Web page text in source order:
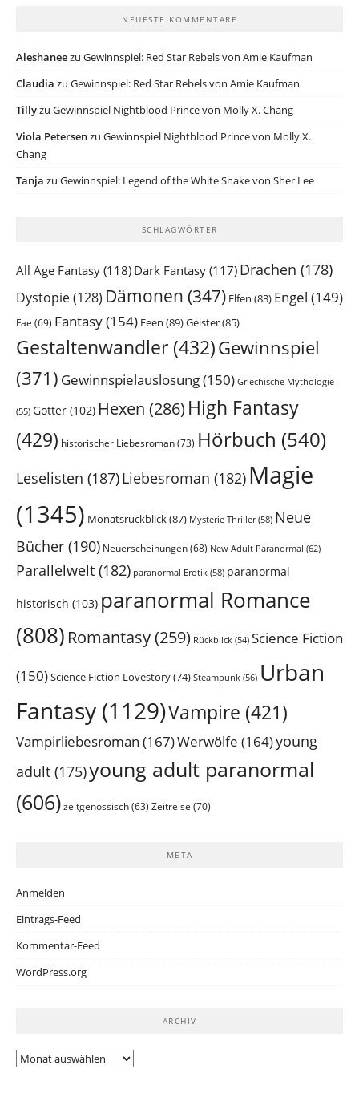
NEUESTE KOMMENTARE
Aleshaneezu Gewinnspiel: Red Star Rebels von Amie Kaufman
Claudia zu Gewinnspiel: Red Star Rebels von Amie Kaufman
Tillyzu Gewinnspiel Nightblood Prince von Molly X. Chang
Viola Petersenzu Gewinnspiel Nightblood Prince von Molly X.
Chang
Tanja zu Gewinnspiel: Legend of the White Snake von Sher Lee
SCHLAGWÖRTER
All Age Fantasy (118) Dark Fantasy (117) Drachen (178)
Dystopie(128) Dämonen (347) Elfen (83) Engel (149)
Fae (69) Fantasy(154) Feen (89)Geister(85)
Gestaltenwandler (432)Gewinnspiel
(371) Gewinnspielauslosung(150) Griechische Mythologie
(55) Götter (102) Hexen (286) High Fantasy
(429) historischer Liebesroman(73) Hörbuch (540)
Leselisten (187)Liebesroman (182) Magie
(1345) Monatsrückblick(87) Mysterie Thriller(58) Neue
Bücher (190) Neuerscheinungen(68) New Adult Paranormal (62)
Parallelwelt (182) paranormal Erotik (58) paranormal
historisch (103) paranormal Romance
(808) Romantasy(259) Rückblick (54) Science Fiction
(150)Science Fiction Lovestory(74) Steampunk (56) Urban
Fantasy (1129)Vampire (421)
Vampirliebesroman (167)Werwölfe (164)young
adult (175)young adult paranormal
(606) zeitgenössisch (63) Zeitreise (70)
META
Anmelden
Eintrags-Feed
Kommentar-Feed
WordPress.org
ARCHIV
Archiv